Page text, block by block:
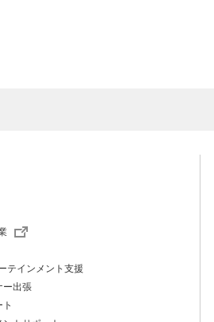
テインメント支援
ー出張